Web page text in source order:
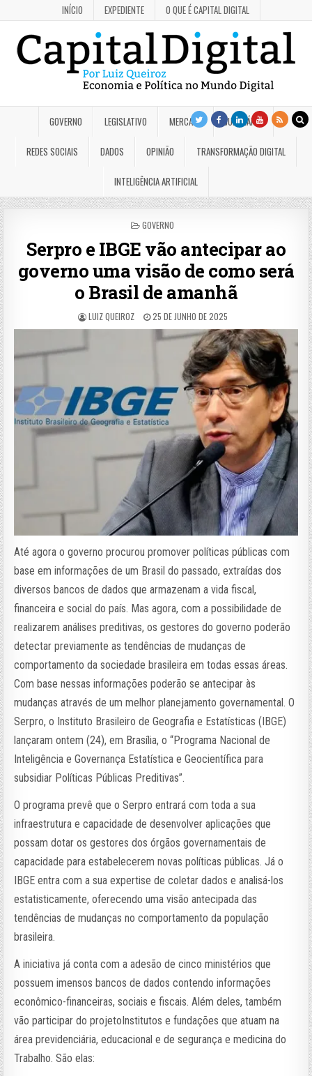
INÍCIO EXPEDIENTE O QUE É CAPITAL DIGITAL
GOVERNO LEGISLATIVO MERCADO JUDICIÁRIO
REDES SOCIAIS DADOS OPINIÃO TRANSFORMAÇÃO DIGITAL
INTELIGÊNCIA ARTIFICIAL
POSTED
GOVERNO
Serpro e IBGE vão antecipar ao
governo uma visão de como será
o Brasil de amanhã
LUIZ QUEIROZ 25 DE JUNHO DE 2025
Até agora o governo procurou promover políticas públicas com
base em informações de um Brasil do passado, extraídas dos
diversos bancos de dados que armazenam a vida fiscal,
financeira e social do país. Mas agora, com a possibilidade de
realizarem análises preditivas, os gestores do governo poderão
detectar previamente as tendências de mudanças de
comportamento da sociedade brasileira em todas essas áreas.
Com base nessas informações poderão se antecipar às
mudanças através de um melhor planejamento governamental. O
Serpro, o Instituto Brasileiro de Geografia e Estatísticas (IBGE)
lançaram ontem (24), em Brasília, o “Programa Nacional de
Inteligência e Governança Estatística e Geocientífica para
subsidiar Políticas Públicas Preditivas”.
O programa prevê que o Serpro entrará com toda a sua
infraestrutura e capacidade de desenvolver aplicações que
possam dotar os gestores dos órgãos governamentais de
capacidade para estabelecerem novas políticas públicas. Já o
IBGE entra com a sua expertise de coletar dados e analisá-los
estatisticamente, oferecendo uma visão antecipada das
tendências de mudanças no comportamento da população
brasileira.
A iniciativa já conta com a adesão de cinco ministérios que
possuem imensos bancos de dados contendo informações
econômico-financeiras, sociais e fiscais. Além deles, também
vão participar do projetoInstitutos e fundações que atuam na
área previdenciária, educacional e de segurança e medicina do
Trabalho. São elas: